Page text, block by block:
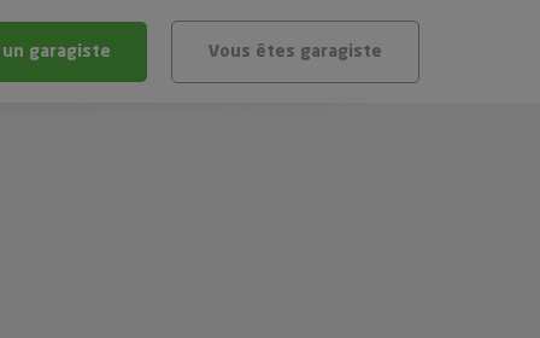
garagiste Vous êtes garagiste